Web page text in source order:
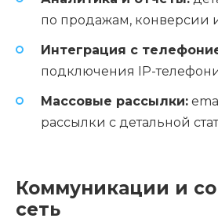
по продажам, конверсии
Интеграция с
подключения IP-
Массовые рассылки:
рассылки с детальной
Коммуникации и
сеть